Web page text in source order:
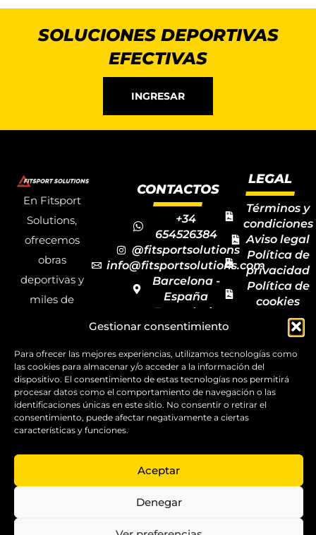
Gestionar consentimiento
Para ofrecer las mejores experiencias, utilizamos tecnologías como
las cookies para almacenar y/o acceder a la información del
dispositivo. El consentimiento de estas tecnologías nos permitirá
procesar datos como el comportamiento de navegación o las
identificaciones únicas en este sitio. No consentir o retirar el
consentimiento, puede afectar negativamente a ciertas
características y funciones.
Aceptar
Denegar
SOLUCIONES DEPORTIVAS
EFECTIVAS
INGRESAR
En Fitsport
Solutions,
ofrecemos
obras
deportivas y
miles de
deportivos
para todas las
disciplinas,
garantizando
la calidad y el
servicio.
Copyright ©
Solutions
CONTACTOS
+34
654526384
@fitsportsolutions
info@fitsportsolutions.com
Barcelona -
España
Formulario
de contacto
LEGAL
Términos y
condiciones
Aviso legal
Política de
privacidad
Política de
cookies
Mapa del